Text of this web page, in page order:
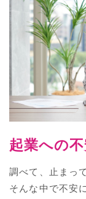
起業への
調べて、止まっ
そんな中で不安